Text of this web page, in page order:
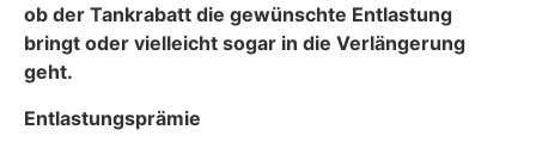
ob der Tankrabatt die gewünschte Entlastung
bringt oder vielleicht sogar in die Verlängerung
geht.
Entlastungsprämie